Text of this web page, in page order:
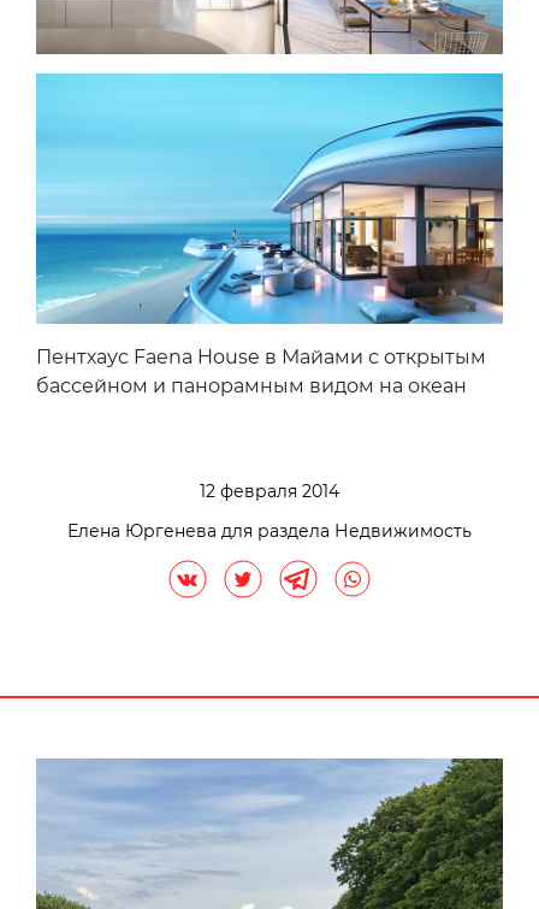
Пентхаус Faena House в Майами с открытым
бассейном и панорамным видом на океан
12 февраля 2014
Елена Юргенева для раздела Недвижимость